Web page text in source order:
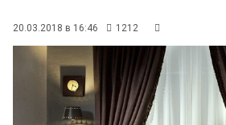
20.03.2018 в 16:46 1212